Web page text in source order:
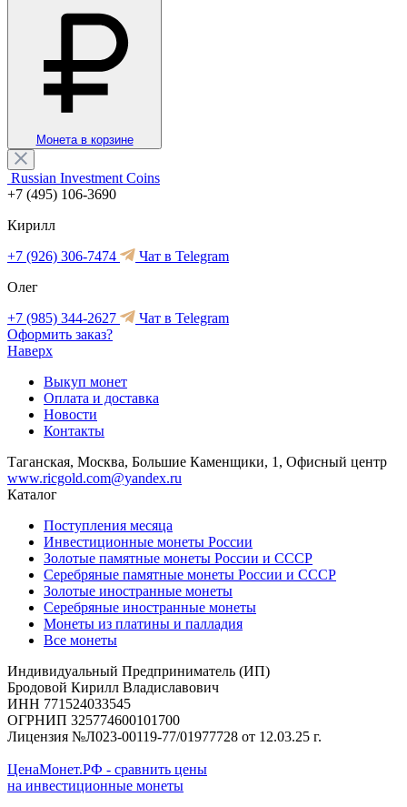
Монета в корзине
Russian Investment Coins
+7 (495) 106-3690
Кирилл
+7 (926) 306-7474
Чат в Telegram
Олег
+7 (985) 344-2627
Чат в Telegram
Оформить заказ?
Наверх
Выкуп монет
Оплата и доставка
Новости
Контакты
Таганская, Москва, Большие Каменщики, 1, Офисный центр
www.ricgold.com@yandex.ru
Каталог
Поступления месяца
Инвестиционные монеты России
Золотые памятные монеты России и СССР
Серебряные памятные монеты России и СССР
Золотые иностранные монеты
Серебряные иностранные монеты
Монеты из платины и палладия
Все монеты
Индивидуальный Предприниматель (ИП)
Бродовой Кирилл Владиславович
ИНН 771524033545
ОГРНИП 325774600101700
Лицензия №Л023-00119-77/01977728 от 12.03.25 г.
ЦенаМонет.РФ - сравнить цены
на инвестиционные монеты